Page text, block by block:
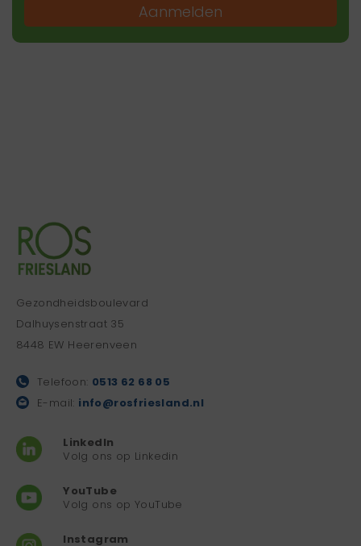
Aanmelden
Gezondheidsboulevard
Dalhuysenstraat 35
8448 EW Heerenveen
Telefoon: 0513 62 68 05
E-mail: info@rosfriesland.nl
LinkedIn
Volg ons op Linkedin
YouTube
Volg ons op YouTube
Instagram